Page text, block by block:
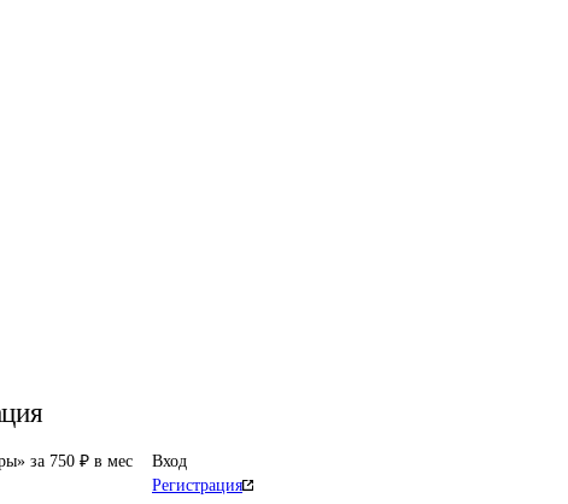
за 750 ₽ в мес
Вход
Регистрация